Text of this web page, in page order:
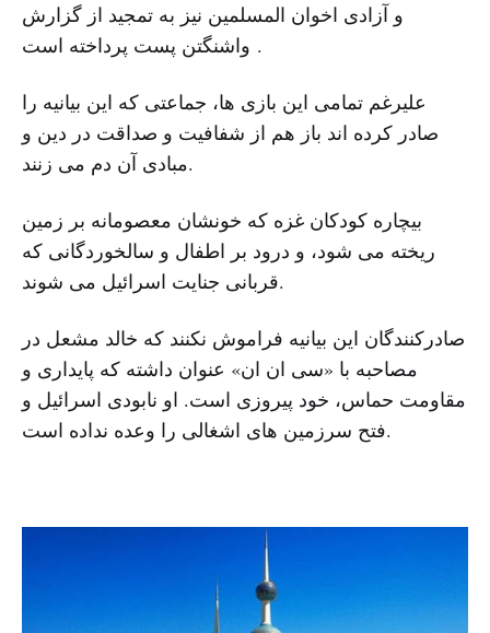
و آزادی اخوان المسلمین نیز به تمجید از گزارش
واشنگتن پست پرداخته است.
علیرغم تمامی این بازی ها، جماعتی که این بیانیه را
صادر کرده اند باز هم از شفافیت و صداقت در دین و
مبادی آن دم می زنند.
بیچاره کودکان غزه که خونشان معصومانه بر زمین
ریخته می شود، و درود بر اطفال و سالخوردگانی که
قربانی جنایت اسرائیل می شوند.
صادرکنندگان این بیانیه فراموش نکنند که خالد مشعل در
مصاحبه با «سی ان ان» عنوان داشته که پایداری و
مقاومت حماس، خود پیروزی است. او نابودی اسرائیل و
فتح سرزمین های اشغالی را وعده نداده است.